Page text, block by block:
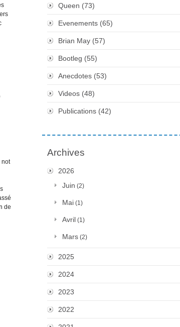
not
de
Queen (73)
Evenements (65)
Brian May (57)
Bootleg (55)
Anecdotes (53)
Videos (48)
Publications (42)
Archives
2026
Juin (2)
Mai (1)
Avril (1)
Mars (2)
2025
2024
2023
2022